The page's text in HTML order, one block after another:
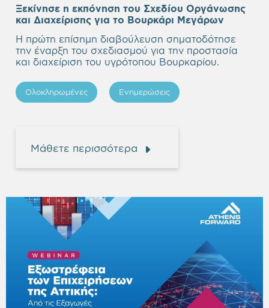
Ξεκίνησε η εκπόνηση του Σχεδίου Οργάνωσης
και Διαχείρισης για το Βουρκάρι Μεγάρων
Η πρώτη επίσημη διαβούλευση σηματοδότησε
την έναρξη του σχεδιασμού για την προστασία
και διαχείριση του υγρότοπου Βουρκαρίου.
Ολοκληρωμένες Ενημερώσεις
Μάθετε περισσότερα